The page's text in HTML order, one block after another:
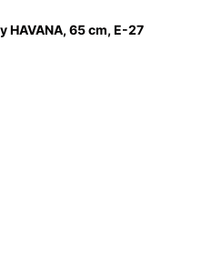
HAVANA, 65 cm, E-27